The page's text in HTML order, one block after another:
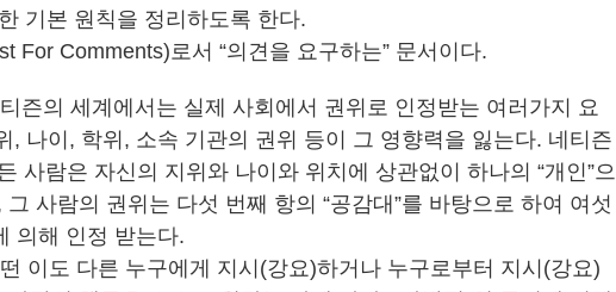
기본 원칙을 정리하도록 한다.
For Comments)로서 “의견을 요구하는” 문서이다.
즌의 세계에서는 실제 사회에서 권위로 인정받는 여러가지 요
, 나이, 학위, 소속 기관의 권위 등이 그 영향력을 잃는다. 네티즌
사람은 자신의 지위와 나이와 위치에 상관없이 하나의 “개인”으
사람의 권위는 다섯 번째 항의 “공감대”를 바탕으로 하여 여섯
의해 인정 받는다.
이도 다른 누구에게 지시(강요)하거나 누구로부터 지시(강요)